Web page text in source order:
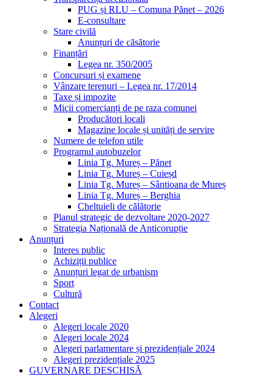
PUG și RLU – Comuna Pănet – 2026
E-consultare
Stare civilă
Anunțuri de căsătorie
Finanțări
Legea nr. 350/2005
Concursuri și examene
Vânzare terenuri – Legea nr. 17/2014
Taxe și impozite
Micii comercianți de pe raza comunei
Producători locali
Magazine locale și unități de servire
Numere de telefon utile
Programul autobuzelor
Linia Tg. Mureș – Pănet
Linia Tg. Mureș – Cuieșd
Linia Tg. Mureș – Sântioana de Mureș
Linia Tg. Mureș – Berghia
Cheltuieli de călătorie
Planul strategic de dezvoltare 2020-2027
Strategia Națională de Anticorupție
Anunțuri
Interes public
Achiziții publice
Anunțuri legat de urbanism
Sport
Cultură
Contact
Alegeri
Alegeri locale 2020
Alegeri locale 2024
Alegeri parlamentare și prezidențiale 2024
Alegeri prezidențiale 2025
GUVERNARE DESCHISĂ